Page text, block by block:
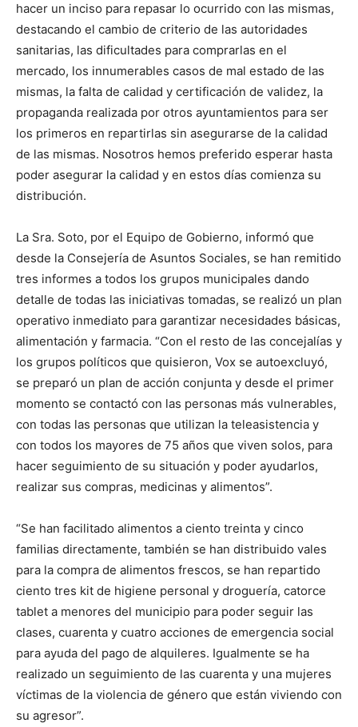
hacer un inciso para repasar lo ocurrido con las mismas,
destacando el cambio de criterio de las autoridades
sanitarias, las dificultades para comprarlas en el
mercado, los innumerables casos de mal estado de las
mismas, la falta de calidad y certificación de validez, la
propaganda realizada por otros ayuntamientos para ser
los primeros en repartirlas sin asegurarse de la calidad
de las mismas. Nosotros hemos preferido esperar hasta
poder asegurar la calidad y en estos días comienza su
distribución.
La Sra. Soto, por el Equipo de Gobierno, informó que
desde la Consejería de Asuntos Sociales, se han remitido
tres informes a todos los grupos municipales dando
detalle de todas las iniciativas tomadas, se realizó un plan
operativo inmediato para garantizar necesidades básicas,
alimentación y farmacia. “Con el resto de las concejalías y
los grupos políticos que quisieron, Vox se autoexcluyó,
se preparó un plan de acción conjunta y desde el primer
momento se contactó con las personas más vulnerables,
con todas las personas que utilizan la teleasistencia y
con todos los mayores de 75 años que viven solos, para
hacer seguimiento de su situación y poder ayudarlos,
realizar sus compras, medicinas y alimentos”.
“Se han facilitado alimentos a ciento treinta y cinco
familias directamente, también se han distribuido vales
para la compra de alimentos frescos, se han repartido
ciento tres kit de higiene personal y droguería, catorce
tablet a menores del municipio para poder seguir las
clases, cuarenta y cuatro acciones de emergencia social
para ayuda del pago de alquileres. Igualmente se ha
realizado un seguimiento de las cuarenta y una mujeres
víctimas de la violencia de género que están viviendo con
su agresor”.